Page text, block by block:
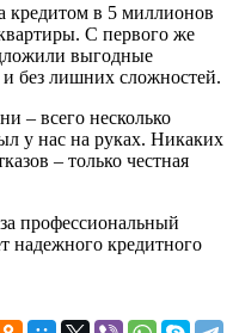
в 5 миллионов
С первого же
выгодные
без лишних сложностей.
– всего несколько
у нас на руках. Никаких
– только честная
профессиональный
надежного кредитного